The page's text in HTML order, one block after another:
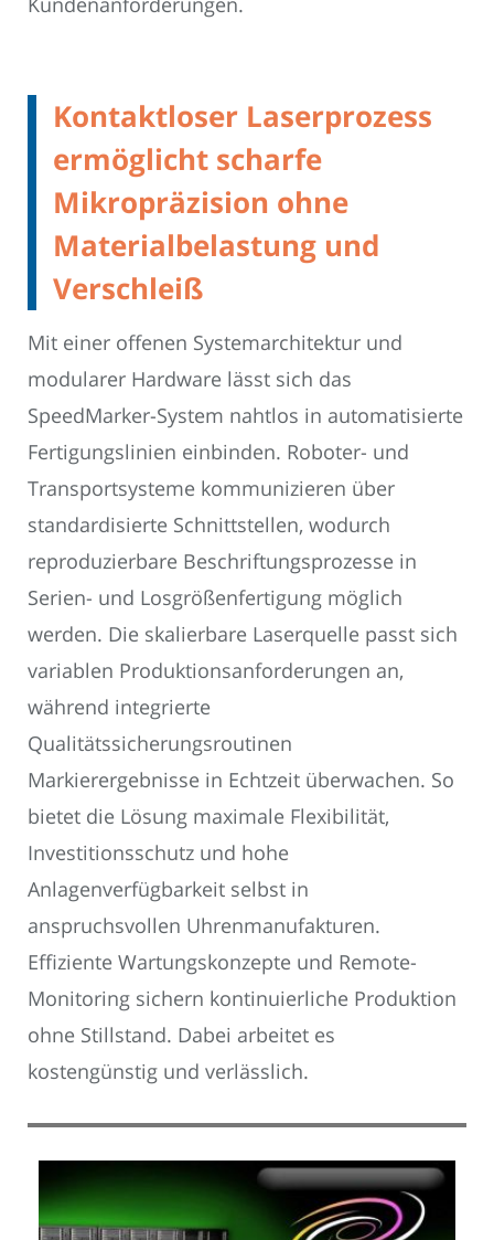
Kontaktloser Laserprozess
ermöglicht scharfe
Mikropräzision ohne
Materialbelastung und
Verschleiß
Mit einer offenen Systemarchitektur und
modularer Hardware lässt sich das
SpeedMarker-System nahtlos in automatisierte
Fertigungslinien einbinden. Roboter- und
Transportsysteme kommunizieren über
standardisierte Schnittstellen, wodurch
reproduzierbare Beschriftungsprozesse in
Serien- und Losgrößenfertigung möglich
werden. Die skalierbare Laserquelle passt sich
variablen Produktionsanforderungen an,
während integrierte
Qualitätssicherungsroutinen
Markierergebnisse in Echtzeit überwachen. So
bietet die Lösung maximale Flexibilität,
Investitionsschutz und hohe
Anlagenverfügbarkeit selbst in
anspruchsvollen Uhrenmanufakturen.
Effiziente Wartungskonzepte und Remote-
Monitoring sichern kontinuierliche Produktion
ohne Stillstand. Dabei arbeitet es
kostengünstig und verlässlich.